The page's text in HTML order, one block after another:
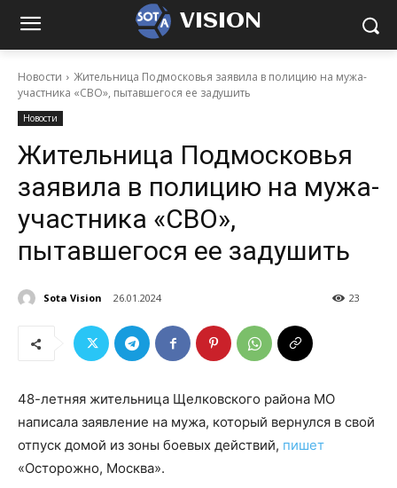
VISION
Новости
Жительница Подмосковья заявила в полицию на мужа-
участника «СВО», пытавшегося ее задушить
Новости
Жительница Подмосковья
заявила в полицию на мужа-
участника «СВО»,
пытавшегося ее задушить
Sota Vision 26.01.2024 23
48-летняя жительница Щелковского района МО
написала заявление на мужа, который вернулся в свой
отпуск домой из зоны боевых действий, пишет
«Осторожно, Москва».